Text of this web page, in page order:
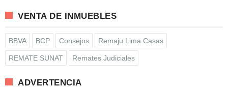
VENTA DE INMUEBLES
BBVA BCP Consejos Remaju Lima Casas
REMATE SUNAT Remates Judiciales
ADVERTENCIA